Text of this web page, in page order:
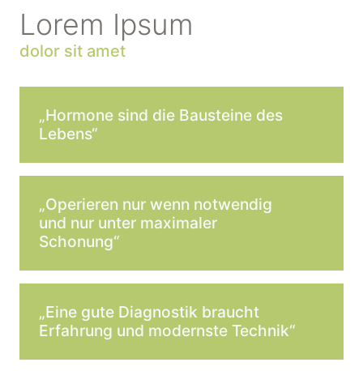
Lorem Ipsum
dolor sit amet
„Hormone sind die Bausteine des
Lebens“
„Operieren nur wenn notwendig
und nur unter maximaler
Schonung“
„Eine gute Diagnostik braucht
Erfahrung und modernste Technik“